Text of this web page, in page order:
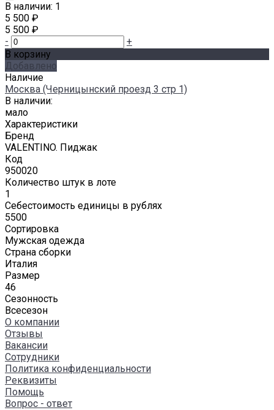
В наличии: 1
5 500 ₽
5 500 ₽
-
+
В корзину
Добавлено
Наличие
Москва (Черницынский проезд 3 стр 1)
В наличии:
мало
Характеристики
Бренд
VALENTINO. Пиджак
Код
950020
Количество штук в лоте
1
Себестоимость единицы в рублях
5500
Сортировка
Мужская одежда
Страна сборки
Италия
Размер
46
Сезонность
Всесезон
О компании
Отзывы
Вакансии
Сотрудники
Политика конфиденциальности
Реквизиты
Помощь
Вопрос - ответ